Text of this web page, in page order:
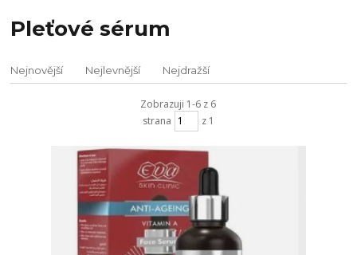
Pleťové sérum
Nejnovější Nejlevnější Nejdražší
Zobrazuji 1-6 z 6
strana
z 1